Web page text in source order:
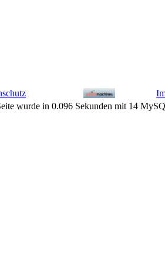
wurde in 0.096 Sekunden mit 14